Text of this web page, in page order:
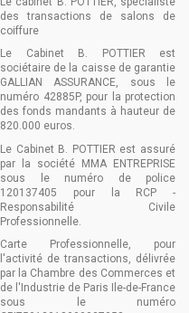
des transactions de salons de
coiffure
Le Cabinet B. POTTIER est
sociétaire de la caisse de garantie
GALLIAN ASSURANCE, sous le
numéro 42885P, pour la protection
des fonds mandants à hauteur de
820.000 euros.
Le Cabinet B. POTTIER est assuré
par la société MMA ENTREPRISE
sous le numéro de police
120137405 pour la RCP -
Responsabilité Civile
Professionnelle.
Carte Professionnelle, pour
l'activité de transactions, délivrée
par la Chambre des Commerces et
de l'Industrie de Paris Ile-de-France
sous le numéro